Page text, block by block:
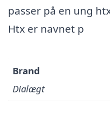
passer på en ung
Htx er navnet p
Brand
Dialægt